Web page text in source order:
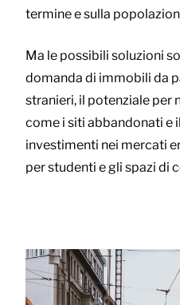
termine e sulla
Ma le possibili soluzioni
domanda di immobili da
stranieri, il potenziale per
come i siti abbandonati e
investimenti nei mercati
per studenti e gli spazi di